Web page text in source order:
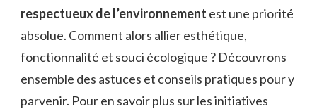
respectueux de l’environnement est une priorité
absolue. Comment alors allier esthétique,
fonctionnalité et souci écologique ? Découvrons
ensemble des astuces et conseils pratiques pour y
parvenir. Pour en savoir plus sur les initiatives